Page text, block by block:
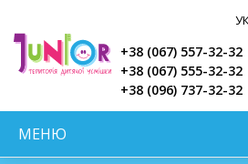
+38 (067) 557-32-32
+38 (067) 555-32-32
+38 (096) 737-32-32
МЕНЮ